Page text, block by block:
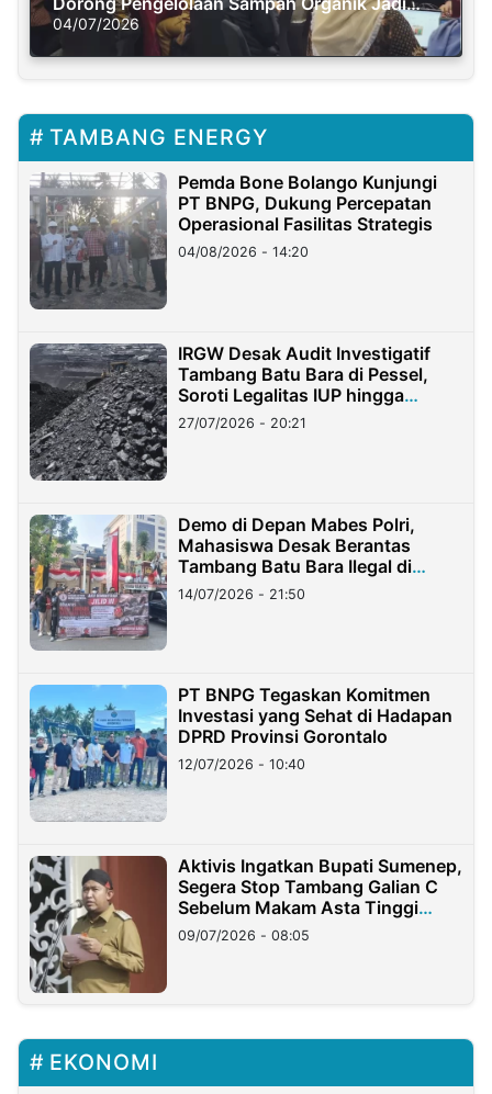
Solusi Krisis Iklim
04/07/2026
TAMBANG ENERGY
Pemda Bone Bolango Kunjungi
PT BNPG, Dukung Percepatan
Operasional Fasilitas Strategis
04/08/2026 - 14:20
IRGW Desak Audit Investigatif
Tambang Batu Bara di Pessel,
Soroti Legalitas IUP hingga
Stockpile
27/07/2026 - 20:21
Demo di Depan Mabes Polri,
Mahasiswa Desak Berantas
Tambang Batu Bara Ilegal di
Lampung
14/07/2026 - 21:50
PT BNPG Tegaskan Komitmen
Investasi yang Sehat di Hadapan
DPRD Provinsi Gorontalo
12/07/2026 - 10:40
Aktivis Ingatkan Bupati Sumenep,
Segera Stop Tambang Galian C
Sebelum Makam Asta Tinggi
Longsor
09/07/2026 - 08:05
EKONOMI